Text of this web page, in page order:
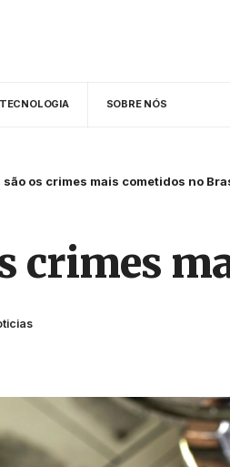
TECNOLOGIA SOBRE NÓS
são os crimes mais cometidos no
crimes